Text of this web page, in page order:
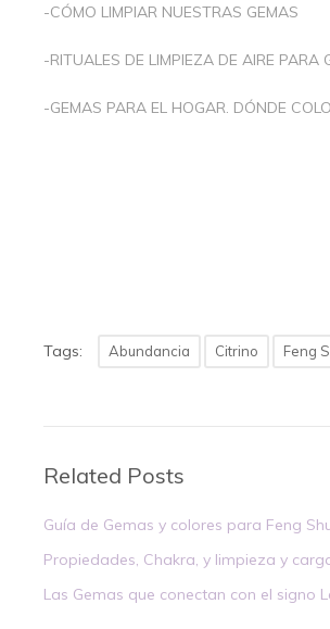
-CÓMO LIMPIAR NUESTRAS GEMAS
-RITUALES DE LIMPIEZA DE AIRE PARA
-GEMAS PARA EL HOGAR. DÓNDE
Tags: Abundancia Citrino Feng
Related Posts
Guía de Gemas y colores para Feng
Propiedades, Chakra, y limpieza y
Las Gemas que conectan con el signo